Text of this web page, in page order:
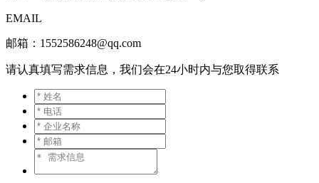
EMAIL
邮箱：1552586248@qq.com
请认真填写需求信息，我们会在24小时内与您取得联系